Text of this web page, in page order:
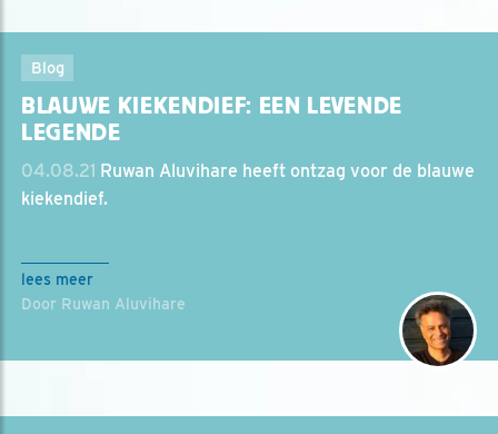
Blog
BLAUWE KIEKENDIEF: EEN LEVENDE
LEGENDE
04.08.21 Ruwan Aluvihare heeft ontzag voor de blauwe
kiekendief.
lees meer
Door Ruwan Aluvihare